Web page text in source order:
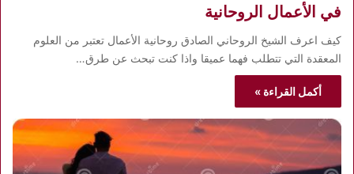
في الأعمال الروحانية
كيف اعرف الشيخ الروحاني الصادق روحانية الأعمال تعتبر من العلوم
المعقدة التي تتطلب فهما عميقا واذا كنت تبحث عن طرق…
أكمل القراءة »